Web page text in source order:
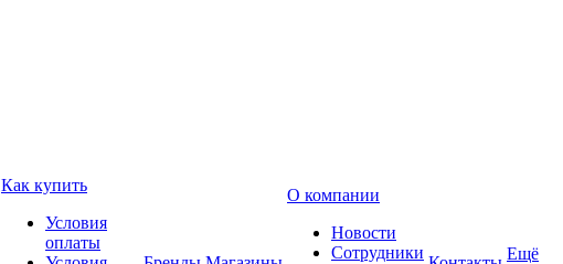
Как купить
Условия
оплаты
О компании
Новости
Сотрудники
Ещё